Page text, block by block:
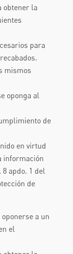
obtener la
para
mismos
oponga al
de
en virtud
información
apdo. 1 del
de
a un
el